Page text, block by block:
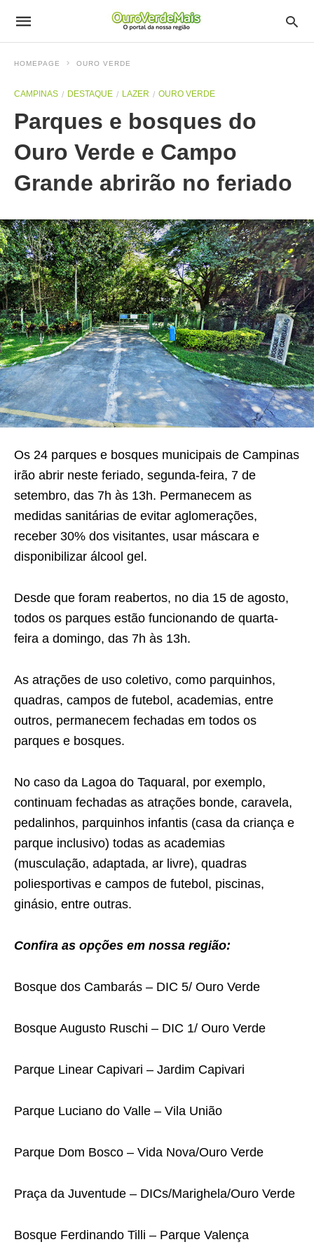
HOMEPAGE OURO VERDE
CAMPINAS DESTAQUE LAZER OURO VERDE
Parques e bosques do
Ouro Verde e Campo
Grande abrirão no feriado
Os 24 parques e bosques municipais de Campinas
irão abrir neste feriado, segunda-feira, 7 de
setembro, das 7h às 13h. Permanecem as
medidas sanitárias de evitar aglomerações,
receber 30% dos visitantes, usar máscara e
disponibilizar álcool gel.
Desde que foram reabertos, no dia 15 de agosto,
todos os parques estão funcionando de quarta-
feira a domingo, das 7h às 13h.
As atrações de uso coletivo, como parquinhos,
quadras, campos de futebol, academias, entre
outros, permanecem fechadas em todos os
parques e bosques.
No caso da Lagoa do Taquaral, por exemplo,
continuam fechadas as atrações bonde, caravela,
pedalinhos, parquinhos infantis (casa da criança e
parque inclusivo) todas as academias
(musculação, adaptada, ar livre), quadras
poliesportivas e campos de futebol, piscinas,
ginásio, entre outras.
Confira as opções em nossa região:
Bosque dos Cambarás – DIC 5/ Ouro Verde
Bosque Augusto Ruschi – DIC 1/ Ouro Verde
Parque Linear Capivari – Jardim Capivari
Parque Luciano do Valle – Vila União
Parque Dom Bosco – Vida Nova/Ouro Verde
Praça da Juventude – DICs/Marighela/Ouro Verde
Bosque Ferdinando Tilli – Parque Valença